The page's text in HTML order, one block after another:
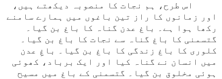
اس طرح، ہم نجات کا منصوبہ دیکھتے ہیں،
اور زمانوں کا راز تین باغوں میں ہمارے سامنے
رکھا ہوا ہے۔ باغ عدن گناہ کا باغ بن گیا۔
گتسمنی کا باغ گناہ سے نجات کا باغ بن گیا۔
کلوری کا باغ زندگی کا باغ بن گیا۔ باغِ عدن
میں انسان نے گناہ کیا اور ایک برباد، کھوئی
ہوئی مخلوق بن گیا۔ گتسمنی کے باغ میں مسیح